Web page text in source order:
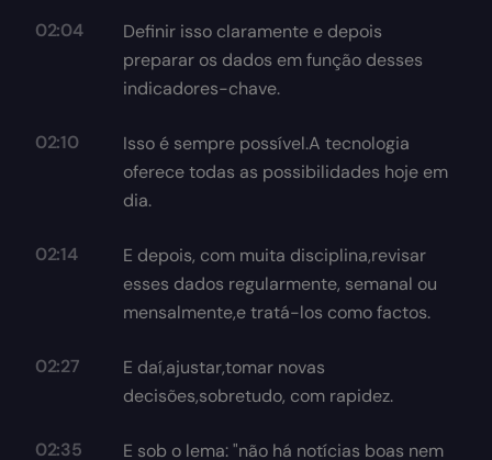
02:04
Definir isso claramente e depois
preparar os dados em função desses
indicadores-chave.
02:10
Isso é sempre possível.A tecnologia
oferece todas as possibilidades hoje em
dia.
02:14
E depois, com muita disciplina,revisar
esses dados regularmente, semanal ou
mensalmente,e tratá-los como factos.
02:27
E daí,ajustar,tomar novas
decisões,sobretudo, com rapidez.
02:35 E sob o lema: "não há notícias boas nem